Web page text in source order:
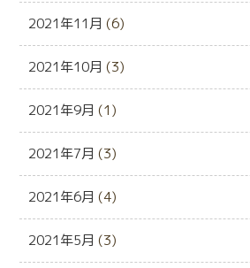
2021年11月 (6)
2021年10月 (3)
2021年9月 (1)
2021年7月 (3)
2021年6月 (4)
2021年5月 (3)